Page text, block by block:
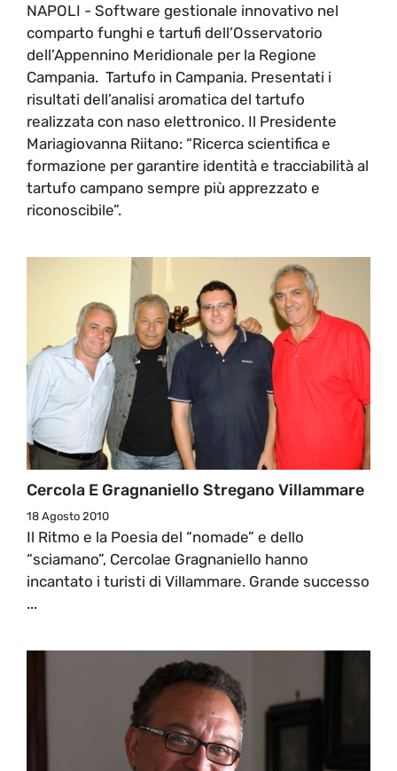
NAPOLI - Software gestionale innovativo nel
comparto funghi e tartufi dell’Osservatorio
dell’Appennino Meridionale per la Regione
Campania. Tartufo in Campania. Presentati i
risultati dell’analisi aromatica del tartufo
realizzata con naso elettronico. Il Presidente
Mariagiovanna Riitano: “Ricerca scientifica e
formazione per garantire identità e tracciabilità al
tartufo campano sempre più apprezzato e
riconoscibile”.
Cercola E Gragnaniello Stregano Villammare
18 Agosto 2010
Il Ritmo e la Poesia del “nomade” e dello
“sciamano”, Cercolae Gragnaniello hanno
incantato i turisti di Villammare. Grande successo
...